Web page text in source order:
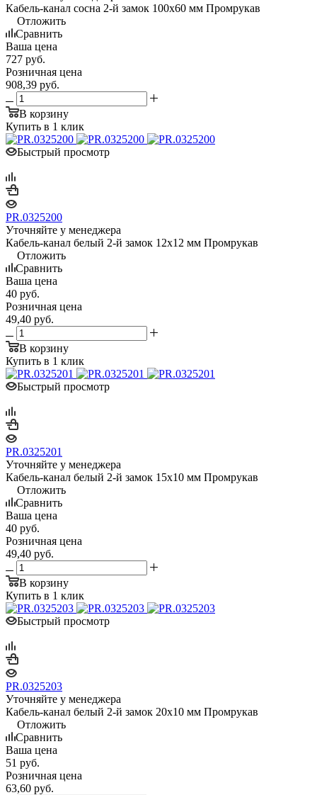
Кабель-канал сосна 2-й замок 100х60 мм Промрукав
Отложить
Сравнить
Ваша цена
727 руб.
Розничная цена
908,39 руб.
В корзину
Купить в 1 клик
Быстрый просмотр
PR.0325200
Уточняйте у менеджера
Кабель-канал белый 2-й замок 12х12 мм Промрукав
Отложить
Сравнить
Ваша цена
40 руб.
Розничная цена
49,40 руб.
В корзину
Купить в 1 клик
Быстрый просмотр
PR.0325201
Уточняйте у менеджера
Кабель-канал белый 2-й замок 15х10 мм Промрукав
Отложить
Сравнить
Ваша цена
40 руб.
Розничная цена
49,40 руб.
В корзину
Купить в 1 клик
Быстрый просмотр
PR.0325203
Уточняйте у менеджера
Кабель-канал белый 2-й замок 20х10 мм Промрукав
Отложить
Сравнить
Ваша цена
51 руб.
Розничная цена
63,60 руб.